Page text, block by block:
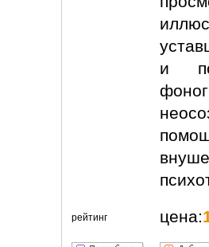
и
рейтинг цена: